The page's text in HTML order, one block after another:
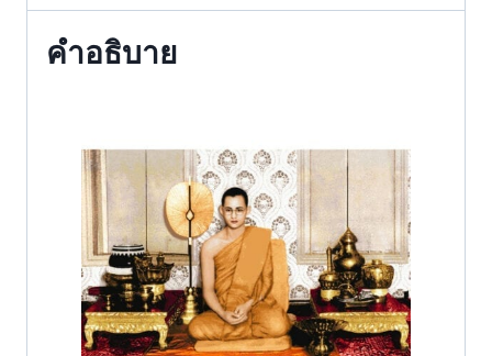
คำอธิบาย